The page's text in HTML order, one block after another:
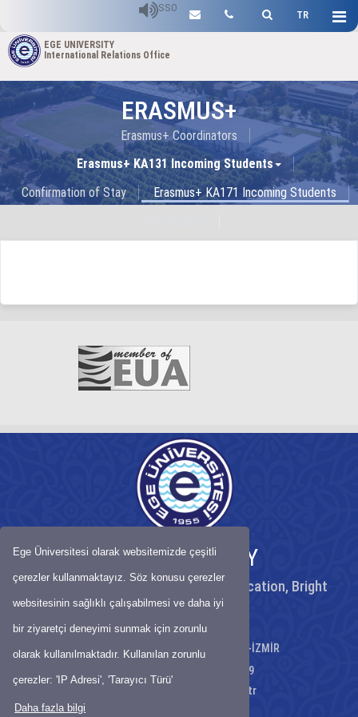
Ege Üniversitesi olarak websitemizde çeşitli
çerezler kullanmaktayız. Söz konusu çerezler
websitesinin sağlıklı çalışabilmesi ve daha iyi
bir ziyaretçi deneyimi sunmak için zorunlu
olarak kullanılmaktadır. Kullanılan zorunlu
çerezler: 'IP Adresi', 'Tarayıcı Türü'
Daha fazla bilgi
TR
SSO
EGE UNIVERSITY
International Relations Office
ERASMUS+
Erasmus+ Coordinators
Erasmus+ KA131 Incoming Students
Confirmation of Stay
Erasmus+ KA171 Incoming Students
EGE UNIVERSITY
Peaceful University, High Quality Education, Bright
Future
Gençlik Cad. No:12 35040 Bornova-İZMİR
Telephone: +90 232 311-1089
erasmus@mail.ege.edu.tr